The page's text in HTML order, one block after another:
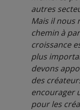
autres
Mais il nous
chemin à
croissance
plus
devons
des
encourager
pour les